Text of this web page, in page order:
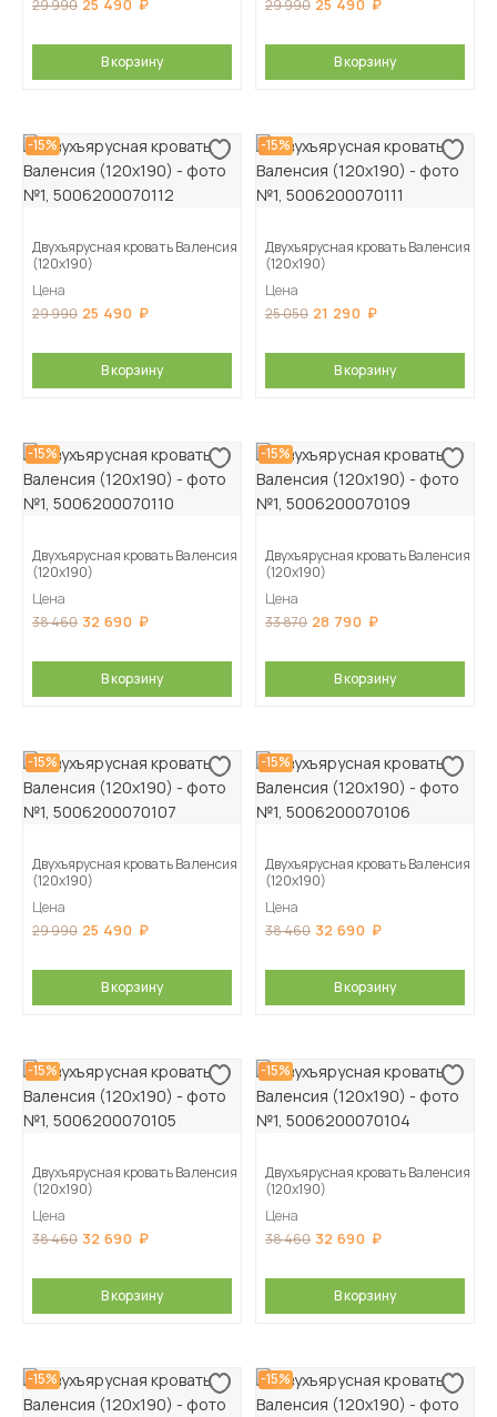
29 990 25 490
В корзину
29 990 25 490
В корзину
-15%
Двухъярусная кровать Валенсия
(120х190)
Цена
29 990 25 490
В корзину
-15%
Двухъярусная кровать Валенсия
(120х190)
Цена
25 050 21 290
В корзину
-15%
Двухъярусная кровать Валенсия
(120х190)
Цена
38 460 32 690
В корзину
-15%
Двухъярусная кровать Валенсия
(120х190)
Цена
33 870 28 790
В корзину
-15%
Двухъярусная кровать Валенсия
(120х190)
Цена
29 990 25 490
В корзину
-15%
Двухъярусная кровать Валенсия
(120х190)
Цена
38 460 32 690
В корзину
-15%
Двухъярусная кровать Валенсия
(120х190)
Цена
38 460 32 690
В корзину
-15%
Двухъярусная кровать Валенсия
(120х190)
Цена
38 460 32 690
В корзину
-15% -15%